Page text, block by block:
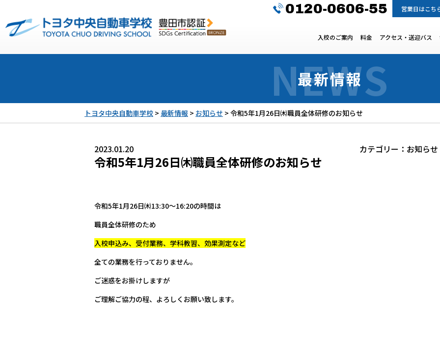
0120-0606-55 営業日はこち
入校のご案内 料金 アクセス・送迎バス
最新情報
トヨタ中央自動車学校 > 最新情報 > お知らせ > 令和5年1月26日㈭職員全体研修のお知らせ
2023.01.20 カテゴリー： お知らせ
令和5年1月26日㈭職員全体研修のお知らせ
令和5年1月26日㈭13:30～16:20の時間は
職員全体研修のため
入校申込み、受付業務、学科教習、効果測定など
全ての業務を行っておりません。
ご迷惑をお掛けしますが
ご理解ご協力の程、よろしくお願い致します。